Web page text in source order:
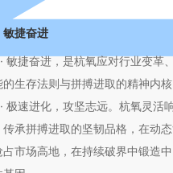
敏捷奋进
捷奋进，是杭氧应对行业变革
的生存法则与拼搏进取的精神内核
速进化，攻坚志远。杭氧灵活
传承拼搏进取的坚韧品格，
占市场高地，在持续破界中锻造